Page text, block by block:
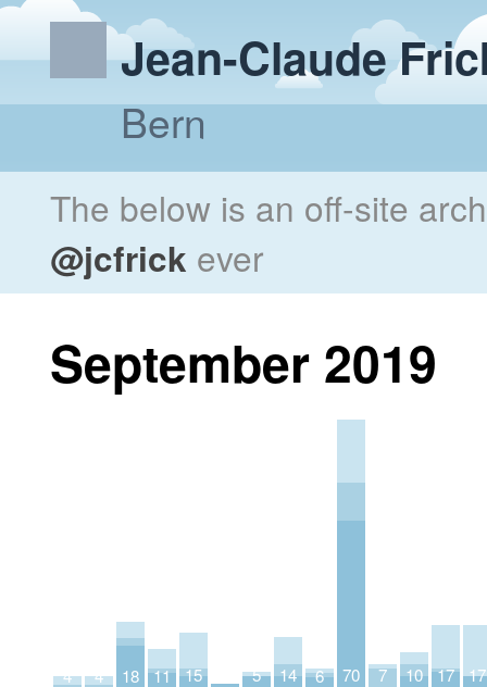
Jean-Claude
Bern
The below is an off-site
@jcfrick ever
September 2019
4 4 18 11 15 5 14 6 70 7 10 17 17